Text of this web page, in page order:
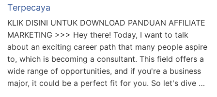
Terpecaya
KLIK DISINI UNTUK DOWNLOAD PANDUAN AFFILIATE
MARKETING >>> Hey there! Today, I want to talk
about an exciting career path that many people aspire
to, which is becoming a consultant. This field offers a
wide range of opportunities, and if you're a business
major, it could be a perfect fit for you. So let's dive …